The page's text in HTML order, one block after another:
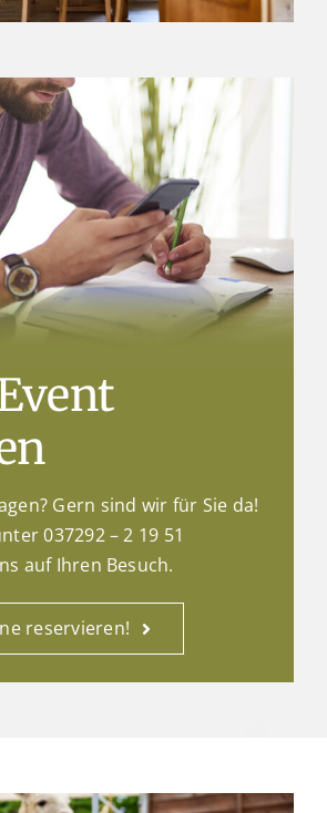
Gern sind wir für Sie da!
037292 – 2 19 51
auf Ihren Besuch.
reservieren!